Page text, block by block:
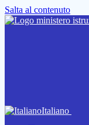
Salta al contenuto
Italiano